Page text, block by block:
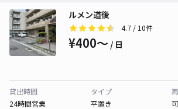
ルメン道後
4.7 / 10件
¥400〜 / 日
貸出時間
24時間営業
タイプ
平置き
可